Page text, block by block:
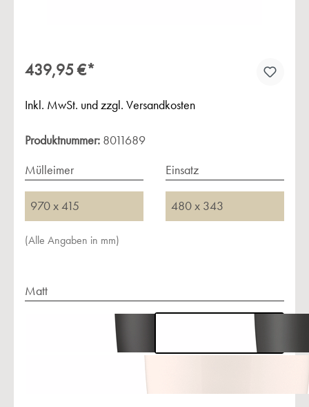
439,95 €*
Inkl. MwSt. und zzgl. Versandkosten
Produktnummer: 8011689
Mülleimer
970 x 415
Einsatz
480 x 343
(Alle Angaben in mm)
Matt